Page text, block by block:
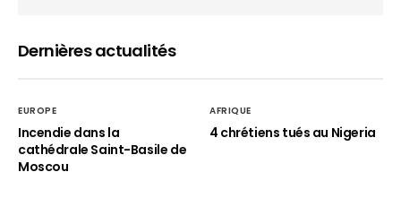
Dernières actualités
EUROPE
Incendie dans la
cathédrale Saint-Basile de
Moscou
AFRIQUE
4 chrétiens tués au Nigeria